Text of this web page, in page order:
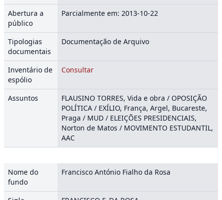
Abertura a
público
Parcialmente em: 2013-10-22
Tipologias
documentais
Documentação de Arquivo
Inventário de
espólio
Consultar
Assuntos
FLAUSINO TORRES, Vida e obra / OPOSIÇÃO
POLÍTICA / EXÍLIO, França, Argel, Bucareste,
Praga / MUD / ELEIÇÕES PRESIDENCIAIS,
Norton de Matos / MOVIMENTO ESTUDANTIL,
AAC
Nome do
fundo
Francisco António Fialho da Rosa